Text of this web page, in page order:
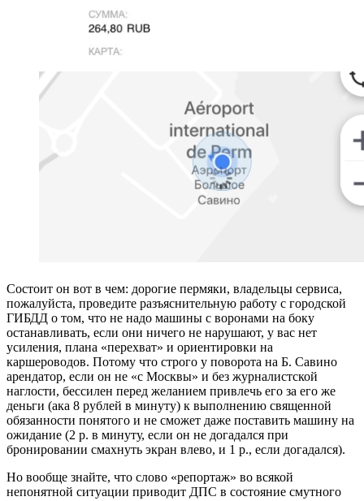
Состоит он вот в чем: дорогие пермяки, владельцы сервиса,
пожалуйста, проведите разъяснительную работу с городской
ГИБДД о том, что не надо машины с воронами на боку
останавливать, если они ничего не нарушают, у вас нет
усиления, плана «перехват» и ориентировки на
каршероводов. Потому что строго у поворота на Б. Савино
арендатор, если он не «с Москвы» и без журналистской
наглости, бессилен перед желанием привлечь его за его же
деньги (ака 8 рублей в минуту) к выполнению священной
обязанности понятого и не сможет даже поставить машину на
ожидание (2 р. в минуту, если он не догадался при
бронировании смахнуть экран влево, и 1 р., если догадался).
Но вообще знайте, что слово «репортаж» во всякой
непонятной ситуации приводит ДПС в состояние смутного